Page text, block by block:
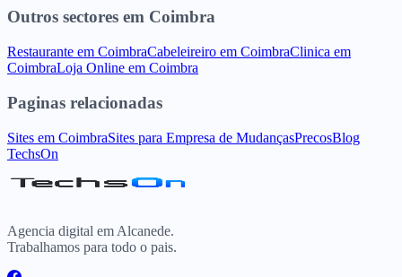
Outros sectores em Coimbra
Restaurante em CoimbraCabeleireiro em CoimbraClinica em
CoimbraLoja Online em Coimbra
Paginas relacionadas
Sites em CoimbraSites para Empresa de MudançasPrecosBlog
TechsOn
Agencia digital em Alcanede.
Trabalhamos para todo o pais.